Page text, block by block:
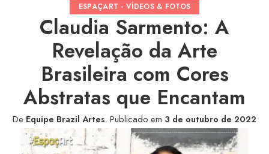
ESPAÇART - VÍDEOS & FOTOS
Claudia Sarmento: A
Revelação da Arte
Brasileira com Cores
Abstratas que Encantam
De Equipe Brazil Artes. Publicado em 3 de outubro de 2022